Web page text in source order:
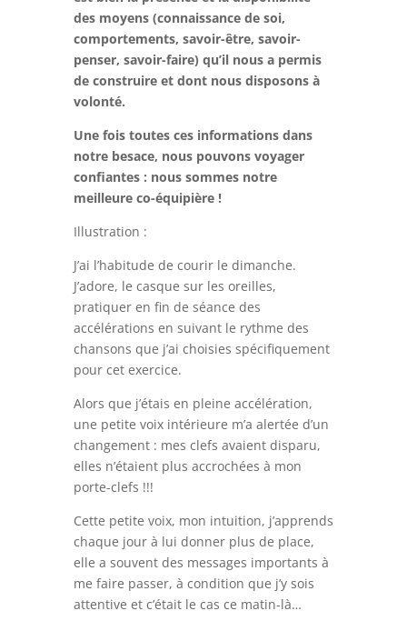
des moyens (connaissance de soi,
comportements, savoir-être, savoir-
penser, savoir-faire) qu’il nous a permis
de construire et dont nous disposons à
volonté.
Une fois toutes ces informations dans
notre besace, nous pouvons voyager
confiantes : nous sommes notre
meilleure co-équipière !
Illustration :
J’ai l’habitude de courir le dimanche.
J’adore, le casque sur les oreilles,
pratiquer en fin de séance des
accélérations en suivant le rythme des
chansons que j’ai choisies spécifiquement
pour cet exercice.
Alors que j’étais en pleine accélération,
une petite voix intérieure m’a alertée d’un
changement : mes clefs avaient disparu,
elles n’étaient plus accrochées à mon
porte-clefs !!!
Cette petite voix, mon intuition, j’apprends
chaque jour à lui donner plus de place,
elle a souvent des messages importants à
me faire passer, à condition que j’y sois
attentive et c’était le cas ce matin-là…